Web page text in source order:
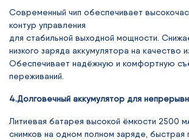
Современный чип обеспечивает
контур управления
для стабильной выходной мощности.
низкого заряда аккумулятора на качество
Обеспечивает надёжную и комфортную
переживаний.
4.Долговечный аккумулятор для
Литиевая батарея высокой ёмкости 2500
снимков на одном полном заряде, быстрая